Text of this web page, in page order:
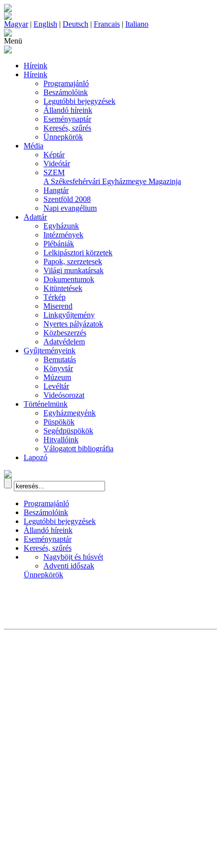
Magyar| English | Deutsch | Francais | Italiano
Menü
Híreink
Híreink
Programajánló
Beszámolóink
Legutóbbi bejegyzések
Állandó híreink
Eseménynaptár
Keresés, szűrés
Ünnepkörök
Média
Képtár
Videótár
SZEM
A Székesfehérvári Egyházmegye Magazinja
Hangtár
Szentföld 2008
Napi evangélium
Adattár
Egyházunk
Intézmények
Plébániák
Lelkipásztori körzetek
Papok, szerzetesek
Világi munkatársak
Dokumentumok
Kitüntetések
Térkép
Miserend
Linkgyűjtemény
Nyertes pályázatok
Közbeszerzés
Adatvédelem
Gyűjteményeink
Bemutatás
Könyvtár
Múzeum
Levéltár
Videósorozat
Történelmünk
Egyházmegyénk
Püspökök
Segédpüspökök
Hitvallóink
Válogatott bibliográfia
Lapozó
Programajánló
Beszámolóink
Legutóbbi bejegyzések
Állandó híreink
Eseménynaptár
Keresés, szűrés
Nagyböjt és húsvét
Adventi időszak
Ünnepkörök